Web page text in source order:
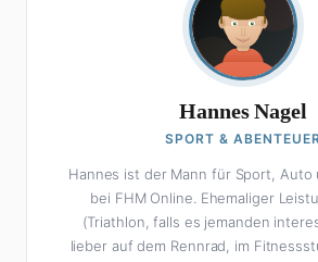
Hannes Nagel
SPORT &
Hannes ist der Mann für Sport,
bei FHM Online. Ehemaliger
(Triathlon, falls es jemanden
lieber auf dem Rennrad, im